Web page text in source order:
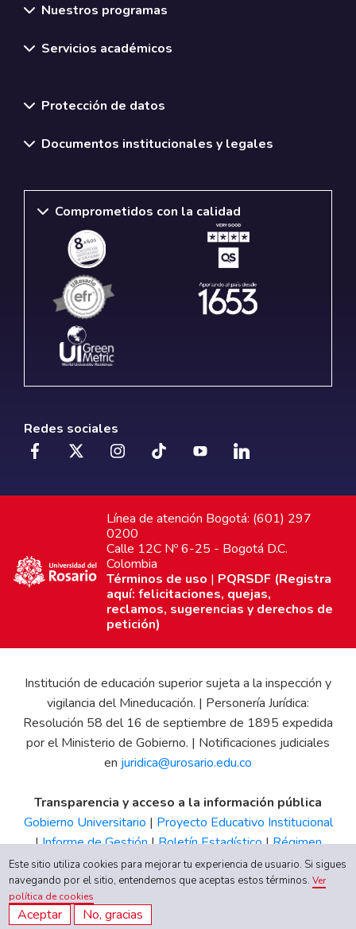
Nuestros programas
Servicios académicos
Protección de datos
Documentos institucionales y legales
Comprometidos con la calidad
Redes sociales
Línea de atención Bogotá: (601) 297
0200
Calle 12C Nº 6-25 - Bogotá D.C.
Colombia
Términos de uso | PQRSDF (Registra
aquí: felicitaciones, quejas,
reclamos, sugerencias y derechos de
petición)
Institución de educación superior sujeta a la inspección y
vigilancia del Mineducación. | Personería Jurídica:
Resolución 58 del 16 de septiembre de 1895 expedida
por el Ministerio de Gobierno. | Notificaciones judiciales
en juridica@urosario.edu.co
Transparencia y acceso a la información pública
Gobierno Universitario | Proyecto Educativo Institucional
|Informe de Gestión|Boletín Estadístico|Régimen
Tributario|Estados Financieros |Código de Ética| Canal
de Integridad UR
Este sitio utiliza cookies para mejorar tu experiencia de usuario. Si sigues
navegando por el sitio, entendemos que aceptas estos términos.Ver
política de cookies
Aceptar No, gracias